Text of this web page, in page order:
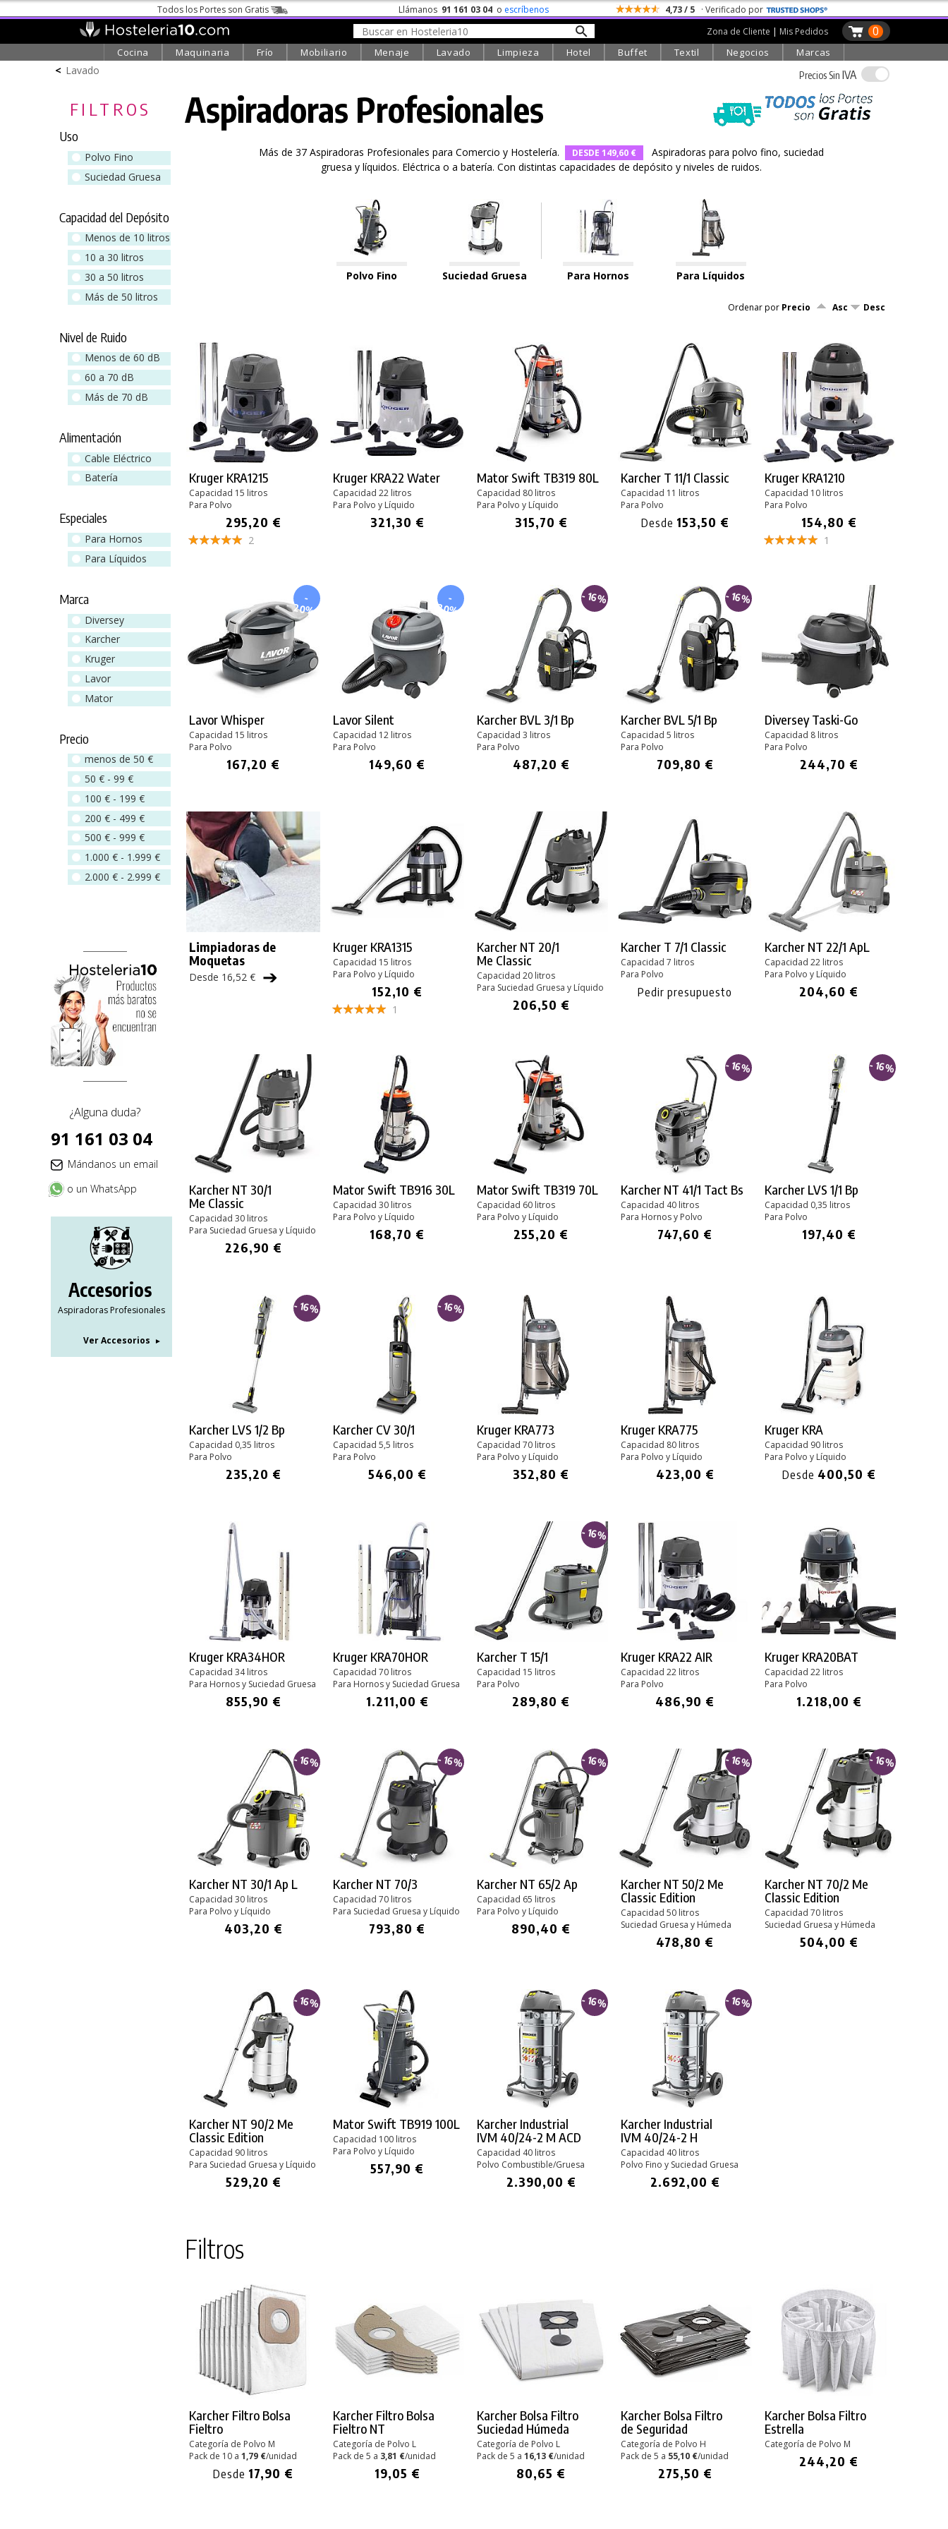
Todos los Portes son Gratis Llámanos 91 161 03 04 o escríbenos 4,73 / 5 · Verificado por
0
Zona de Cliente | Mis Pedidos
Cocina Maquinaria Frío Mobiliario Menaje Lavado Limpieza Hotel Buffet Textil Negocios Marcas
< Lavado
PRODUCTO AÑADIDO AL CARRITO
Precios Sin IVA
FILTROS
Uso
Polvo Fino
Suciedad Gruesa
Capacidad del Depósito
Menos de 10 litros
10 a 30 litros
30 a 50 litros
Más de 50 litros
Nivel de Ruido
Menos de 60 dB
60 a 70 dB
Más de 70 dB
Alimentación
Cable Eléctrico
Batería
Especiales
Para Hornos
Para Líquidos
Marca
Diversey
Karcher
Kruger
Lavor
Mator
Precio
menos de 50 €
50 € - 99 €
100 € - 199 €
200 € - 499 €
500 € - 999 €
1.000 € - 1.999 €
2.000 € - 2.999 €
¿Alguna duda?
91 161 03 04
Mándanos un email
o un WhatsApp
Accesorios
Aspiradoras Profesionales
Ver Accesorios
Aspiradoras Profesionales
Más de 37 Aspiradoras Profesionales para Comercio y Hostelería. DESDE 149,60 €
Aspiradoras para polvo fino, suciedad
gruesa y líquidos. Eléctrica o a batería. Con distintas capacidades de depósito y niveles de ruidos.
Polvo Fino Suciedad Gruesa Para Hornos Para Líquidos
Ordenar por Precio Asc Desc
Kruger KRA1215
Capacidad 15 litros
Para Polvo
295,20 €
2
Kruger KRA22 Water
Capacidad 22 litros
Para Polvo y Líquido
321,30 €
Mator Swift TB319 80L
Capacidad 80 litros
Para Polvo y Líquido
315,70 €
Karcher T 11/1 Classic
Capacidad 11 litros
Para Polvo
Desde 153,50 €
Kruger KRA1210
Capacidad 10 litros
Para Polvo
154,80 €
1
-
20%
Lavor Whisper
Capacidad 15 litros
Para Polvo
167,20 €
-
20%
Lavor Silent
Capacidad 12 litros
Para Polvo
149,60 €
- 16%
Karcher BVL 3/1 Bp
Capacidad 3 litros
Para Polvo
487,20 €
- 16%
Karcher BVL 5/1 Bp
Capacidad 5 litros
Para Polvo
709,80 €
Diversey Taski-Go
Capacidad 8 litros
Para Polvo
244,70 €
Limpiadoras de
Moquetas
Desde 16,52 € ➔
Kruger KRA1315
Capacidad 15 litros
Para Polvo y Líquido
152,10 €
1
Karcher NT 20/1
Me Classic
Capacidad 20 litros
Para Suciedad Gruesa y Líquido
206,50 €
Karcher T 7/1 Classic
Capacidad 7 litros
Para Polvo
Pedir presupuesto
Karcher NT 22/1 ApL
Capacidad 22 litros
Para Polvo y Líquido
204,60 €
Karcher NT 30/1
Me Classic
Capacidad 30 litros
Para Suciedad Gruesa y Líquido
226,90 €
Mator Swift TB916 30L
Capacidad 30 litros
Para Polvo y Líquido
168,70 €
Mator Swift TB319 70L
Capacidad 60 litros
Para Polvo y Líquido
255,20 €
- 16%
Karcher NT 41/1 Tact Bs
Capacidad 40 litros
Para Hornos y Polvo
747,60 €
- 16%
Karcher LVS 1/1 Bp
Capacidad 0,35 litros
Para Polvo
197,40 €
- 16%
Karcher LVS 1/2 Bp
Capacidad 0,35 litros
Para Polvo
235,20 €
- 16%
Karcher CV 30/1
Capacidad 5,5 litros
Para Polvo
546,00 €
Kruger KRA773
Capacidad 70 litros
Para Polvo y Líquido
352,80 €
Kruger KRA775
Capacidad 80 litros
Para Polvo y Líquido
423,00 €
Kruger KRA
Capacidad 90 litros
Para Polvo y Líquido
Desde 400,50 €
Kruger KRA34HOR
Capacidad 34 litros
Para Hornos y Suciedad Gruesa
855,90 €
Kruger KRA70HOR
Capacidad 70 litros
Para Hornos y Suciedad Gruesa
1.211,00 €
- 16%
Karcher T 15/1
Capacidad 15 litros
Para Polvo
289,80 €
Kruger KRA22 AIR
Capacidad 22 litros
Para Polvo
486,90 €
Kruger KRA20BAT
Capacidad 22 litros
Para Polvo
1.218,00 €
- 16%
Karcher NT 30/1 Ap L
Capacidad 30 litros
Para Polvo y Líquido
403,20 €
- 16%
Karcher NT 70/3
Capacidad 70 litros
Para Suciedad Gruesa y Líquido
793,80 €
- 16%
Karcher NT 65/2 Ap
Capacidad 65 litros
Para Polvo y Líquido
890,40 €
- 16%
Karcher NT 50/2 Me
Classic Edition
Capacidad 50 litros
Suciedad Gruesa y Húmeda
478,80 €
- 16%
Karcher NT 70/2 Me
Classic Edition
Capacidad 70 litros
Suciedad Gruesa y Húmeda
504,00 €
- 16%
Karcher NT 90/2 Me
Classic Edition
Capacidad 90 litros
Para Suciedad Gruesa y Líquido
529,20 €
Mator Swift TB919 100L
Capacidad 100 litros
Para Polvo y Líquido
557,90 €
- 16%
Karcher Industrial
IVM 40/24-2 M ACD
Capacidad 40 litros
Polvo Combustible/Gruesa
2.390,00 €
- 16%
Karcher Industrial
IVM 40/24-2 H
Capacidad 40 litros
Polvo Fino y Suciedad Gruesa
2.692,00 €
Filtros
Karcher Filtro Bolsa
Fieltro
Categoría de Polvo M
Pack de 10 a 1,79 €/unidad
Desde 17,90 €
Karcher Filtro Bolsa
Fieltro NT
Categoría de Polvo L
Pack de 5 a 3,81 €/unidad
19,05 €
Karcher Bolsa Filtro
Suciedad Húmeda
Categoría de Polvo L
Pack de 5 a 16,13 €/unidad
80,65 €
Karcher Bolsa Filtro
de Seguridad
Categoría de Polvo H
Pack de 5 a 55,10 €/unidad
275,50 €
Karcher Bolsa Filtro
Estrella
Categoría de Polvo M
244,20 €